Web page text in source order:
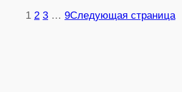
1 2 3 … 9Следующая страница